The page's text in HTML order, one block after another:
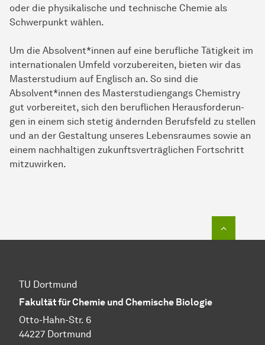
oder die physikalische und technische Chemie als
Schwerpunkt wählen.
Um die Absolvent*innen auf eine berufliche Tätigkeit im
internationalen Umfeld vorzubereiten, bieten wir das
Masterstudium auf Englisch an. So sind die
Absolvent*innen des Masterstudiengangs Chemistry
gut vorbereitet, sich den beruflichen He­raus­for­de­run­
gen in einem sich stetig ändernden Berufsfeld zu stellen
und an der Ge­stal­tung unseres Lebensraumes sowie an
ei­nem nachhaltigen zukunftsverträglichen Fortschritt
mitzuwirken.
TU Dortmund
Fakultät für Chemie und Chemische Biologie
Otto-Hahn-Str. 6
44227 Dortmund